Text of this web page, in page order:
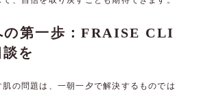
の第一歩：FRAISE CLI
を
の問題は、一朝一夕で解決するものでは